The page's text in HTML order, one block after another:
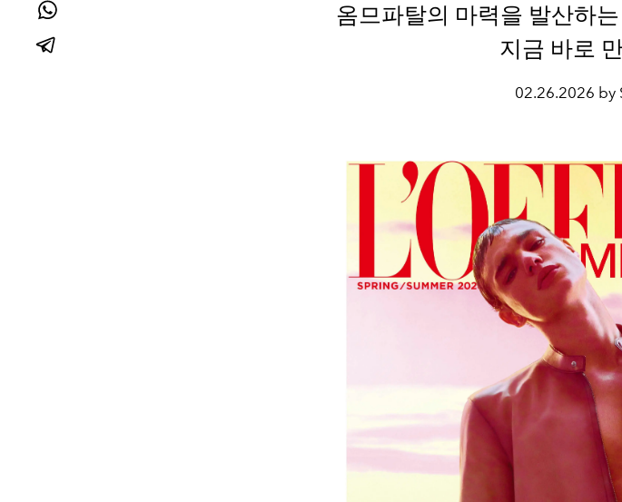
옴므파탈의 마력을 발산하
지금 바로
02.26.2026 by